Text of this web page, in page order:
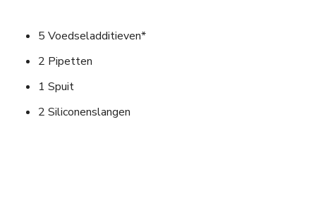
5 Voedseladditieven*
2 Pipetten
1 Spuit
2 Siliconenslangen